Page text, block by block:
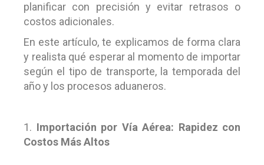
planificar con precisión y evitar retrasos o
costos adicionales.
En este artículo, te explicamos de forma clara
y realista qué esperar al momento de importar
según el tipo de transporte, la temporada del
año y los procesos aduaneros.
Importación por Vía Aérea: Rapidez con
Costos Más Altos